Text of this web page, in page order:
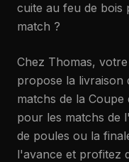
cuite au feu de bois
match ?
Chez Thomas,
propose la livraison
matchs de la
pour les matchs de
de poules ou la
l'avance et profitez